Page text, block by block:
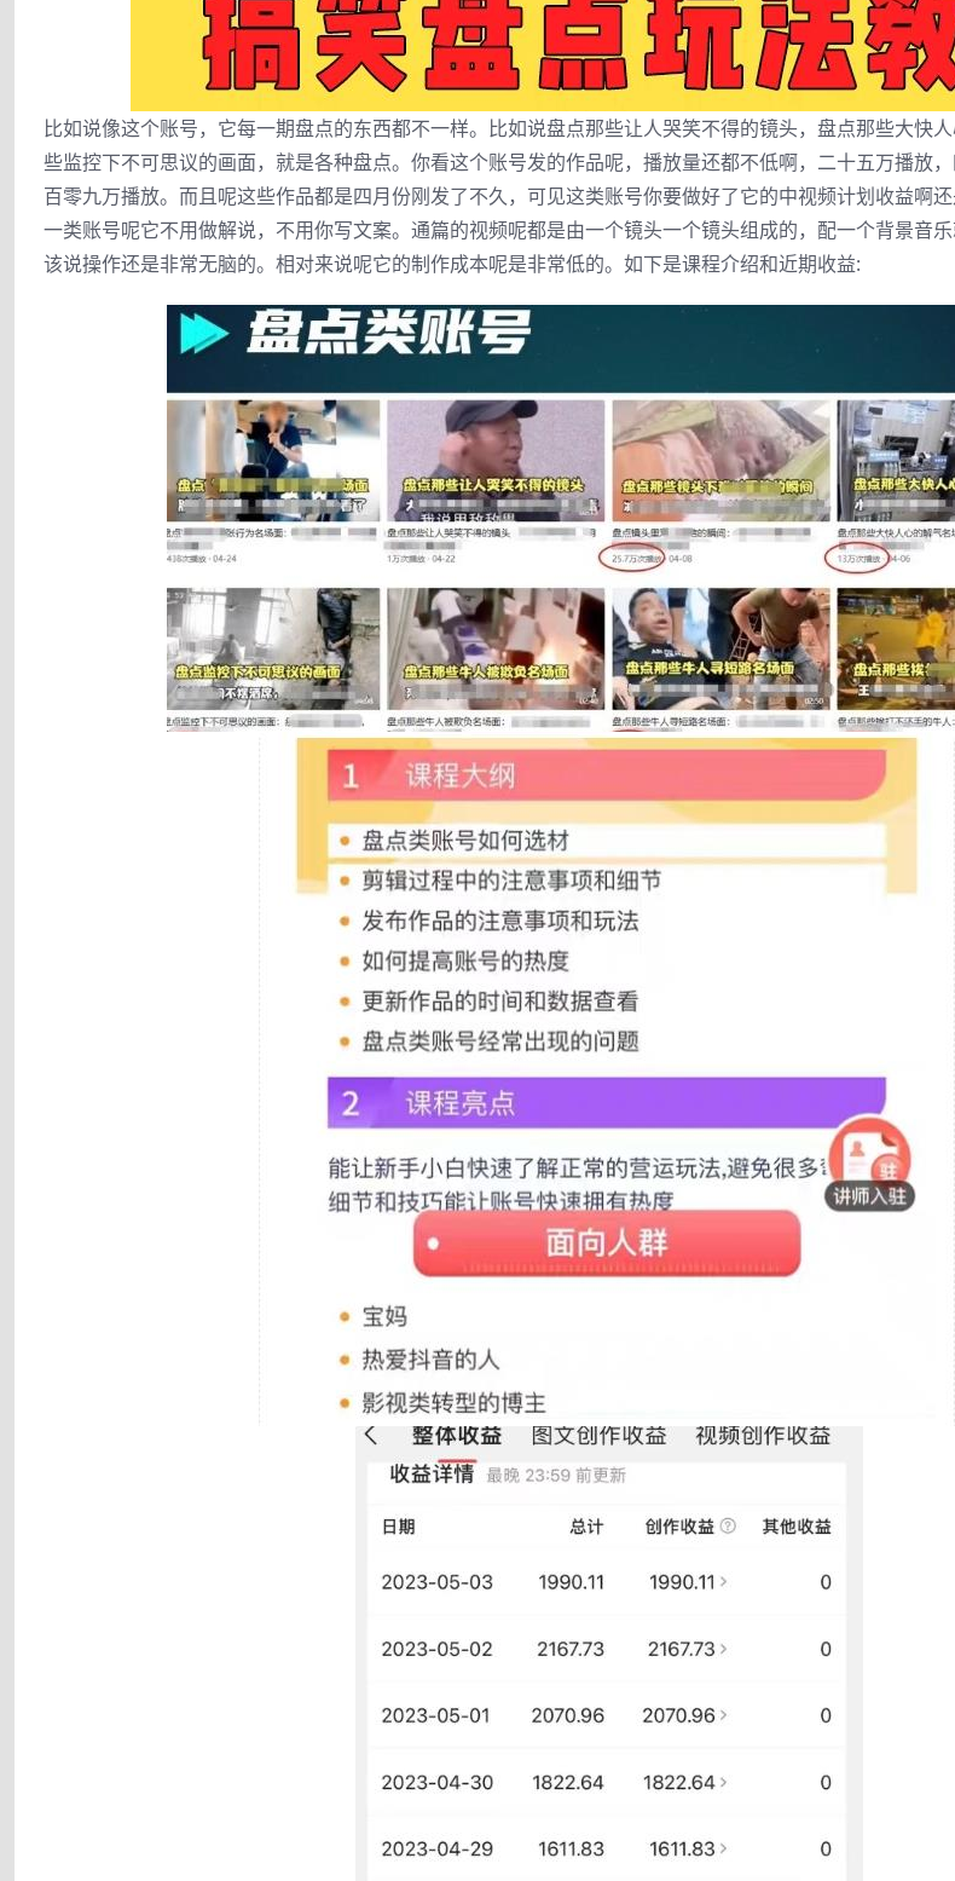
比如说像这个账号，它每一期盘点的东西都不一样。比如说盘点那些让人哭笑不得的镜头，盘点那些大快
些监控下不可思议的画面，就是各种盘点。你看这个账号发的作品呢，播放量还都不低啊，二十五万播放
百零九万播放。而且呢这些作品都是四月份刚发了不久，可见这类账号你要做好了它的中视频计划收益啊
一类账号呢它不用做解说，不用你写文案。通篇的视频呢都是由一个镜头一个镜头组成的，配一个背景音
该说操作还是非常无脑的。相对来说呢它的制作成本呢是非常低的。如下是课程介绍和近期收益: